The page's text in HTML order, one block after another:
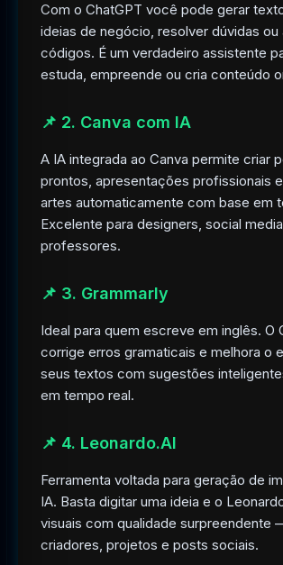
Com o ChatGPT você pode gerar
ideias de negócio, resolver dúvidas ou
códigos. É um verdadeiro assistente
estuda, empreende ou cria conteúdo
📌 2. Canva com IA
A IA integrada ao Canva permite criar
prontos, apresentações profissionais
artes automaticamente com base em
Excelente para designers, social
professores.
📌 3. Grammarly
Ideal para quem escreve em inglês. O
corrige erros gramaticais e melhora o
seus textos com sugestões
em tempo real.
📌 4. Leonardo.AI
Ferramenta voltada para geração de
IA. Basta digitar uma ideia e o
visuais com qualidade surpreendente
criadores, projetos e posts sociais.